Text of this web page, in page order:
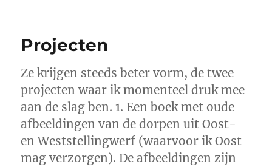
Projecten
Ze krijgen steeds beter vorm, de twee
projecten waar ik momenteel druk mee
aan de slag ben. 1. Een boek met oude
afbeeldingen van de dorpen uit Oost-
en Weststellingwerf (waarvoor ik Oost
mag verzorgen). De afbeeldingen zijn